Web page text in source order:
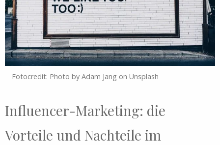
Fotocredit: Photo by Adam Jang on Unsplash
Influencer-Marketing: die
Vorteile und Nachteile im